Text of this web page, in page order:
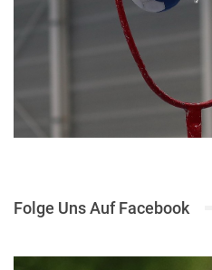
Folge Uns Auf Facebook